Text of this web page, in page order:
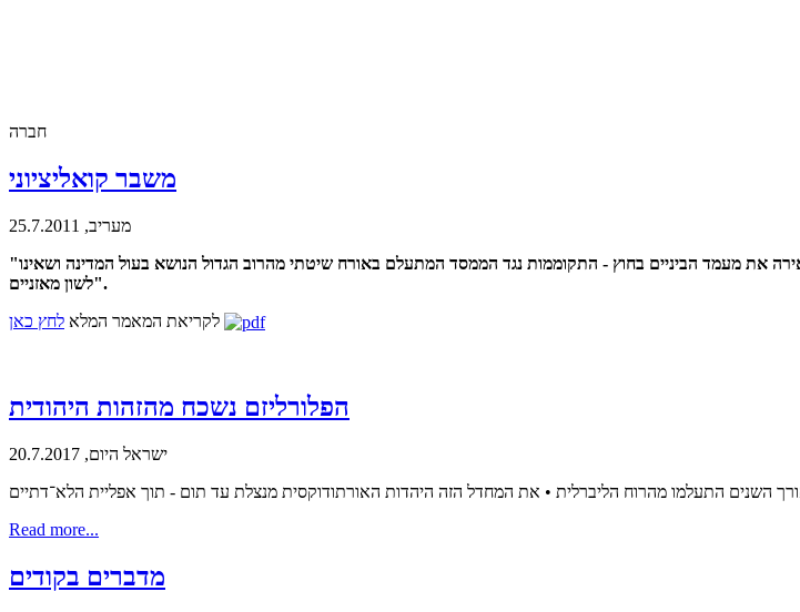
חברה
משבר קואליציוני
מעריב, 25.7.2011
"נתניהו לא אשם. גם אטיאס חף מפשע. אז מול מי מפגינים? נגד השיטה הקואליציונית הבעייתית שהשאירה את מעמד הביניים בחוץ - התקוממות נגד הממסד המתעלם באורח שיטתי מהרוב הגדול הנושא בעול המדינה ושאינו
לשון מאזניים".
לקריאת המאמר המלא לחץ כאן
הפלורליזם נשכח מהזהות היהודית
ישראל היום, 20.7.2017
השנים התעלמו מהרוח הליברלית • את המחדל הזה היהדות האורתודוקסית מנצלת עד תום - תוך אפליית הלא־דתיים
Read more...
מדברים בקודים